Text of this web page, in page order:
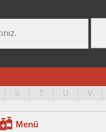
S T U V
Menü